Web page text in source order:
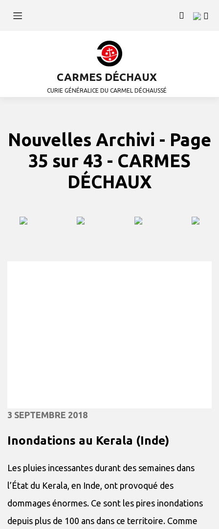
CARMES DÉCHAUX
CURIE GÉNÉRALICE DU CARMEL DÉCHAUSSÉ
Nouvelles Archivi - Page
35 sur 43 - CARMES
DÉCHAUX
3 SEPTEMBRE 2018
Inondations au Kerala (Inde)
Les pluies incessantes durant des semaines dans
l’État du Kerala, en Inde, ont provoqué des
dommages énormes. Ce sont les pires inondations
depuis plus de 100 ans dans ce territoire. Comme